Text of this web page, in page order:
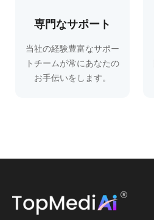
専門なサポート
当社の経験豊富なサポー
トチームが常にあなたの
お手伝いをします。